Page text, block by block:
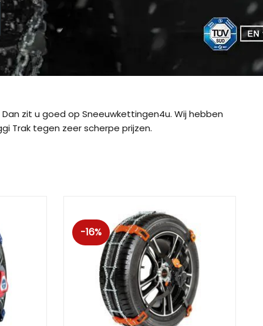
CB-12 König CB-7 (7mm)
Easy-Fit CU-9 König Easy-Fit voor SUV’s
zit u goed op Sneeuwkettingen4u. Wij hebben
Trak tegen zeer scherpe prijzen.
-16%